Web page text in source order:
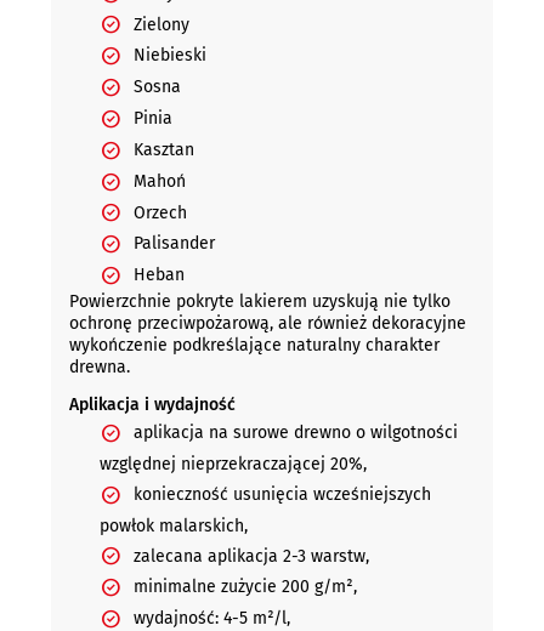
Zielony
Niebieski
Sosna
Pinia
Kasztan
Mahoń
Orzech
Palisander
Heban
Powierzchnie pokryte lakierem uzyskują nie tylko
ochronę przeciwpożarową, ale również dekoracyjne
wykończenie podkreślające naturalny charakter
drewna.
Aplikacja i wydajność
aplikacja na surowe drewno o wilgotności
względnej nieprzekraczającej 20%,
konieczność usunięcia wcześniejszych
powłok malarskich,
zalecana aplikacja 2-3 warstw,
minimalne zużycie 200 g/m²,
wydajność: 4-5 m²/l,